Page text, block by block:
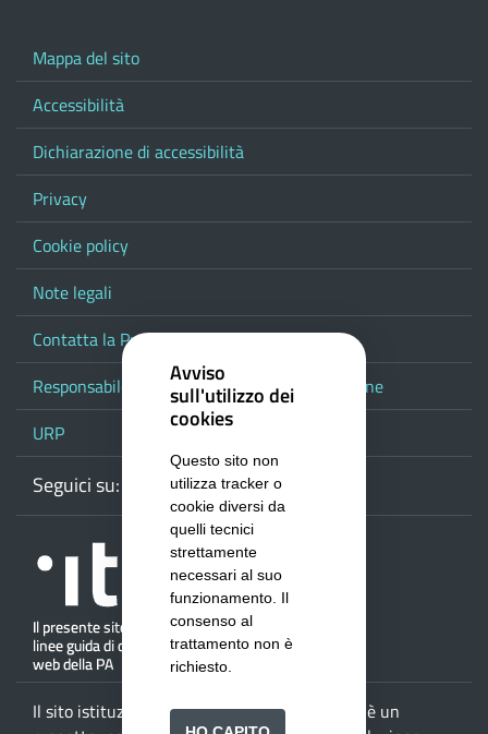
Mappa del sito
Accessibilità
Dichiarazione di accessibilità
Privacy
Cookie policy
Note legali
Contatta la Provincia
Responsabile del procedimento di pubblicazione
URP
Seguici su: WebmailFacebook
Youtube
Il sito istituzionale dellaProvincia di Salerno
è un
Avviso
sull'utilizzo dei
cookies
Questo sito non
utilizza tracker o
cookie diversi da
quelli tecnici
strettamente
necessari al suo
funzionamento. Il
consenso al
trattamento non è
richiesto.